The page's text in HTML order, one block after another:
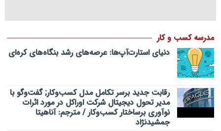
مدرسه کسب و کار
دنیای استارت‌آپ‌ها: عرصه‌های رشد بنگاه‌های کره‌ای‌
رقابت جدید برسر تکامل مدل کسب‌و‌کار; گفت‌وگو با
مدیر تحول دیجیتال شرکت اوراکل در مورد اثرات
نوآوری برساختار کسب‌وکار / مترجم: آناهیتا
جمشیدنژاد